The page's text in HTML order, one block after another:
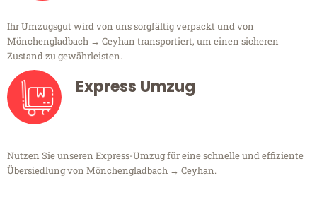
Ihr Umzugsgut wird von uns sorgfältig verpackt und von
Mönchengladbach → Ceyhan transportiert, um einen sicheren
Zustand zu gewährleisten.
Express Umzug
Nutzen Sie unseren Express-Umzug für eine schnelle und effiziente
Übersiedlung von Mönchengladbach → Ceyhan.